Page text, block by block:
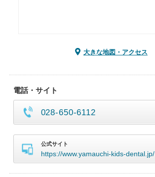
大きな地図・アクセス
電話・サイト
028-650-6112
公式サイト
https://www.yamauchi-kids-dental.jp/